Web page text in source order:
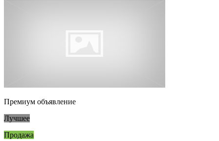
Премиум объявление
Лучшее
Продажа